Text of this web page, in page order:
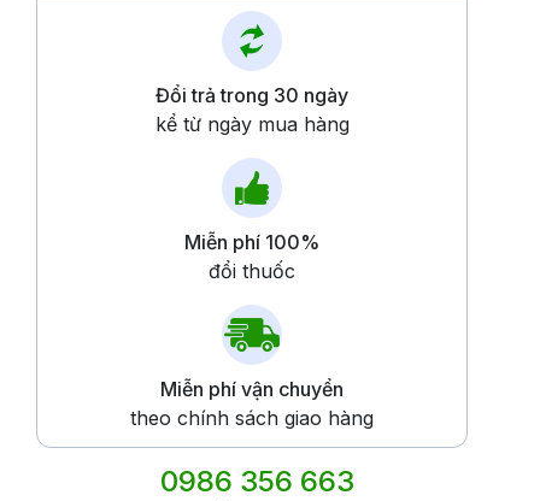
Đổi trả trong 30 ngày
kể từ ngày mua hàng
Miễn phí 100%
đổi thuốc
Miễn phí vận chuyển
theo chính sách giao hàng
0986 356 663